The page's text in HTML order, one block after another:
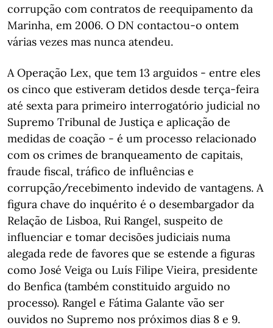
corrupção com contratos de reequipamento da
Marinha, em 2006. O DN contactou-o ontem
várias vezes mas nunca atendeu.
A Operação Lex, que tem 13 arguidos - entre eles
os cinco que estiveram detidos desde terça-feira
até sexta para primeiro interrogatório judicial no
Supremo Tribunal de Justiça e aplicação de
medidas de coação - é um processo relacionado
com os crimes de branqueamento de capitais,
fraude fiscal, tráfico de influências e
corrupção/recebimento indevido de vantagens. A
figura chave do inquérito é o desembargador da
Relação de Lisboa, Rui Rangel, suspeito de
influenciar e tomar decisões judiciais numa
alegada rede de favores que se estende a figuras
como José Veiga ou Luís Filipe Vieira, presidente
do Benfica (também constituido arguido no
processo). Rangel e Fátima Galante vão ser
ouvidos no Supremo nos próximos dias 8 e 9.